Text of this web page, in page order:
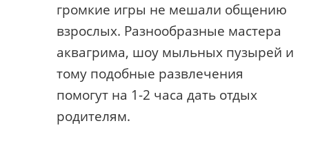
громкие игры не мешали общению
взрослых. Разнообразные мастера
аквагрима, шоу мыльных пузырей и
тому подобные развлечения
помогут на 1-2 часа дать отдых
родителям.